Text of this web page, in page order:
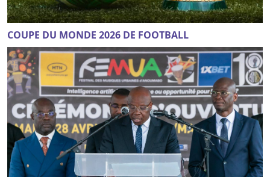
COUPE DU MONDE 2026 DE FOOTBALL